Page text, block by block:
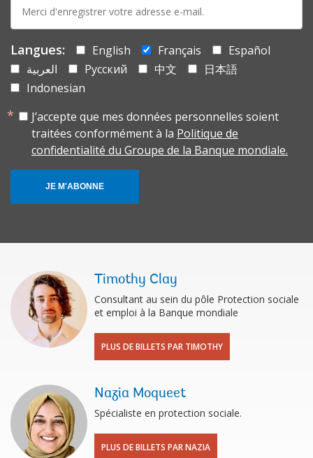
mail:
Langues: English Français
Español
العربية
Русский 中文
日本語
Indonesian
J’accepte que mes données personnelles soient
traitées conformément à la Politique de
confidentialité du Groupe de la Banque mondiale.
JE M'ABONNE
Timothy Clay
Consultant au sein du pôle Protection sociale
et emploi à la Banque mondiale
PLUS DE BILLETS PAR TIMOTHY
Nazia Moqueet
Spécialiste en protection sociale.
PLUS DE BILLETS PAR NAZIA